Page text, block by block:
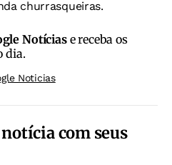
churrasqueiras.
Notíciase receba os
dia.
Noticias
com seus